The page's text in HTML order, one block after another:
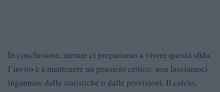
In conclusione, mentre ci prepariamo a vivere questa sfida,
l’invito è a mantenere un pensiero critico: non lasciamoci
ingannare dalle statistiche o dalle previsioni. Il calcio,